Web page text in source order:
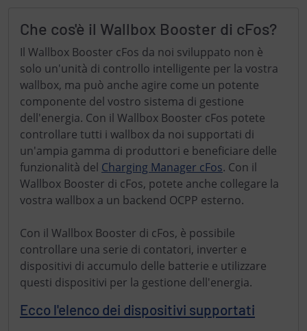
Che cos'è il Wallbox Booster di cFos?
Il Wallbox Booster cFos da noi sviluppato non è
solo un'unità di controllo intelligente per la vostra
wallbox, ma può anche agire come un potente
componente del vostro sistema di gestione
dell'energia. Con il Wallbox Booster cFos potete
controllare tutti i wallbox da noi supportati di
un'ampia gamma di produttori e beneficiare delle
funzionalità del Charging Manager cFos. Con il
Wallbox Booster di cFos, potete anche collegare la
vostra wallbox a un backend OCPP esterno.
Con il Wallbox Booster di cFos, è possibile
controllare una serie di contatori, inverter e
dispositivi di accumulo delle batterie e utilizzare
questi dispositivi per la gestione dell'energia.
Ecco l'elenco dei dispositivi supportati